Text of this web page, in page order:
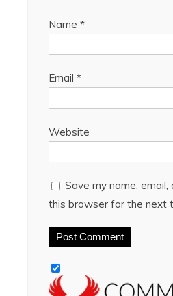
Name *
Email *
Website
Save my name,
this browser for the next